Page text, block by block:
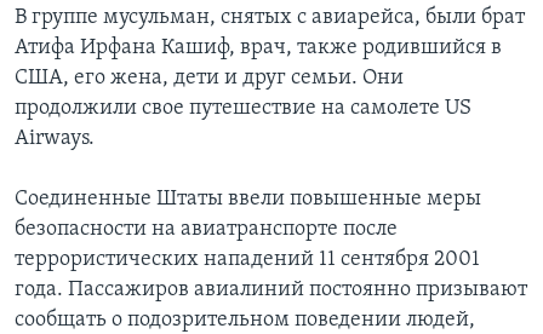
В группе мусульман, снятых с авиарейса, были брат
Атифа Ирфана Кашиф, врач, также родившийся в
США, его жена, дети и друг семьи. Они
продолжили свое путешествие на самолете US
Airways.
Соединенные Штаты ввели повышенные меры
безопасности на авиатранспорте после
террористических нападений 11 сентября 2001
года. Пассажиров авиалиний постоянно призывают
сообщать о подозрительном поведении людей,